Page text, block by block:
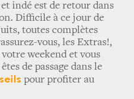
indé est de retour dans
Difficile à ce jour de
toutes complètes
vous, les Extras!,
weekend et vous
de passage dans le
pour profiter au